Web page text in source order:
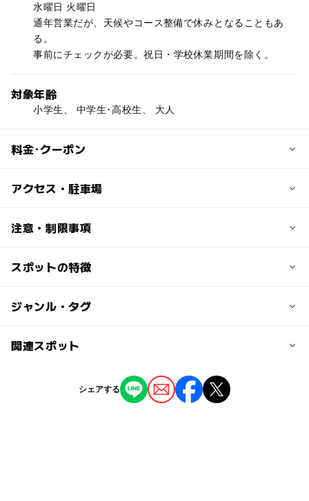
水曜日 火曜日
通年営業だが、天候やコース整備で休みとなることもあ
る。
事前にチェックが必要。祝日・学校休業期間を除く。
対象年齢
小学生、 中学生･高校生、 大人
料金･クーポン
子供の料金
・トレックコース 90分 4000円～
～食材込～
「4人前」 : 10,000円
アクセス・駐車場
交通アクセス
西）を左折、８kmほど直進すると左手に大平町の歴史資
大平下駅
新大平下駅
注意・制限事項
ご予約制となります。
・原則として
小学生場合、保護者（18歳以上）が一緒に参加していた
大人１名に対し、子ども3名まで一緒に利用することが
できます。
スポットの特徴
駐車場あり ー
授乳室あり
ベビーカーOK
ジャンル・タグ
ジャンル
自然体験・アクティビティ
関連スポット
フォレストアドベンチャー・フジ
シェアする